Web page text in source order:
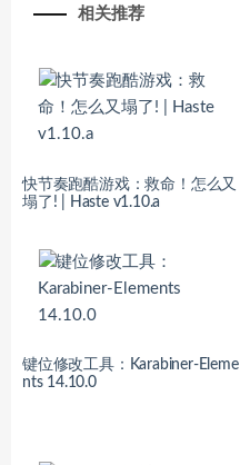
相关推荐
快节奏跑酷游戏：救命！怎么又
塌了! | Haste v1.10.a
键位修改工具：Karabiner-Eleme
nts 14.10.0